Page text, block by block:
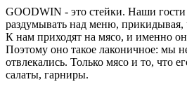
GOODWIN - это стейки. Наши
раздумывать над меню, прикидывая,
К нам приходят на мясо, и именно
Поэтому оно такое лаконичное: мы
отвлекались. Только мясо и то, что
салаты, гарниры.